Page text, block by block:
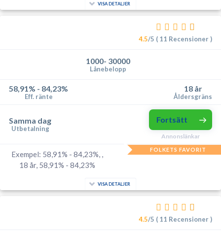
VISA DETALJER
4.5/5 ( 11 Recensioner )
1000- 30000
Lånebelopp
58,91% - 84,23%
Eff. ränte
18 år
Åldersgräns
Samma dag
Utbetalning
Fortsätt
Annonslänkar
FOLKETS FAVORIT
Exempel: 58,91% - 84,23%, ,
18 år, 58,91% - 84,23%
VISA DETALJER
4.5/5 ( 11 Recensioner )